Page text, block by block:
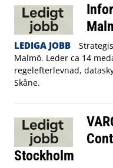
LEDIGA JOBB
Malmö. Leder ca 14
regelefterlevnad,
Skåne.
Stockholm